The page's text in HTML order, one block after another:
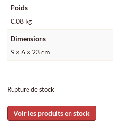
Poids
0.08 kg
Dimensions
9 × 6 × 23 cm
Rupture de stock
Voir les produits en stock